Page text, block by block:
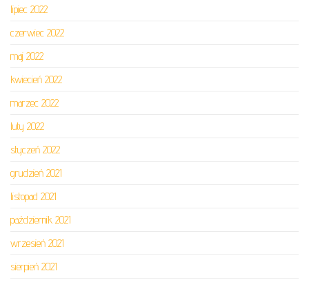
lipiec 2022
czerwiec 2022
maj 2022
kwiecień 2022
marzec 2022
luty 2022
styczeń 2022
grudzień 2021
listopad 2021
październik 2021
wrzesień 2021
sierpień 2021